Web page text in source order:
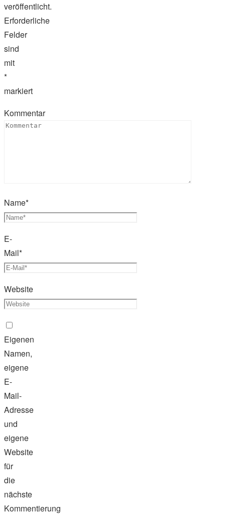
veröffentlicht.
Erforderliche
Felder
sind
mit
*
markiert
Kommentar
Name*
E-
Mail*
Website
Eigenen
Namen,
eigene
E-
Mail-
Adresse
und
eigene
Website
für
die
nächste
Kommentierung